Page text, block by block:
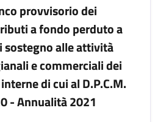
provvisorio dei
a fondo perduto a
sostegno alle attività
e commerciali dei
di cui al D.P.C.M.
- Annualità 2021